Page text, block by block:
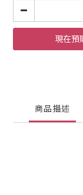
現在預
商品描述